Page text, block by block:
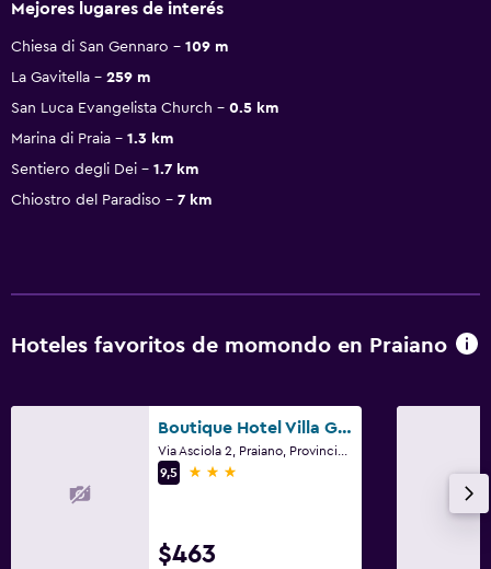
Mejores lugares de interés
Chiesa di San Gennaro
109 m
La Gavitella
259 m
San Luca Evangelista Church
0.5 km
Marina di Praia
1.3 km
Sentiero degli Dei
1.7 km
Chiostro del Paradiso
7 km
Hoteles favoritos de momondo en Praiano
Boutique Hotel Villa Gianlica
9,5
3 estrellas
$463